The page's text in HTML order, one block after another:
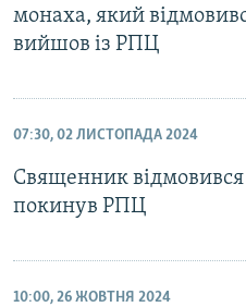
монаха, який
вийшов із РПЦ
07:30, 02 ЛИСТОПАДА 2024
Священник відмовився
покинув РПЦ
10:00, 26 ЖОВТНЯ 2024